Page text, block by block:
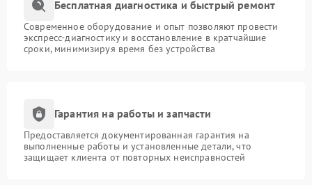
Бесплатная диагностика и быстрый ремонт
Современное оборудование и опыт позволяют провести
экспресс-диагностику и восстановление в кратчайшие
сроки, минимизируя время без устройства
Гарантия на работы и запчасти
Предоставляется документированная гарантия на
выполненные работы и установленные детали, что
защищает клиента от повторных неисправностей